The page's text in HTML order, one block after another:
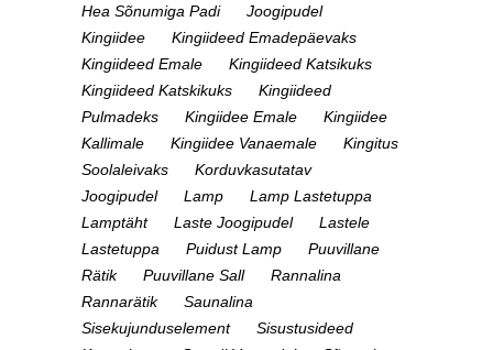
Hea Sõnumiga Padi
Joogipudel
Kingiidee
Kingiideed Emadepäevaks
Kingiideed Emale
Kingiideed Katsikuks
Kingiideed Katskikuks
Kingiideed
Pulmadeks
Kingiidee Emale
Kingiidee
Kallimale
Kingiidee Vanaemale
Kingitus
Soolaleivaks
Korduvkasutatav
Joogipudel
Lamp
Lamp Lastetuppa
Lamptäht
Laste Joogipudel
Lastele
Lastetuppa
Puidust Lamp
Puuvillane
Rätik
Puuvillane Sall
Rannalina
Rannarätik
Saunalina
Sisekujunduselement
Sisustusideed